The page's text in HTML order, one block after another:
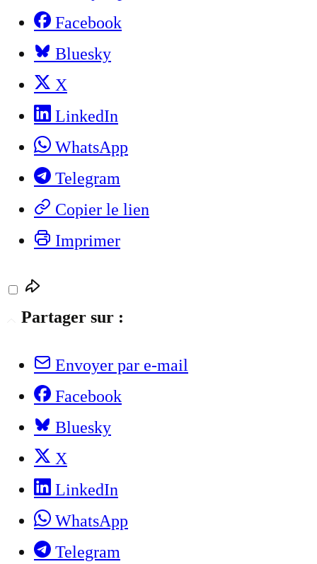
Facebook
Bluesky
X
LinkedIn
WhatsApp
Telegram
Copier le lien
Imprimer
Partager sur :
Envoyer par e-mail
Facebook
Bluesky
X
LinkedIn
WhatsApp
Telegram